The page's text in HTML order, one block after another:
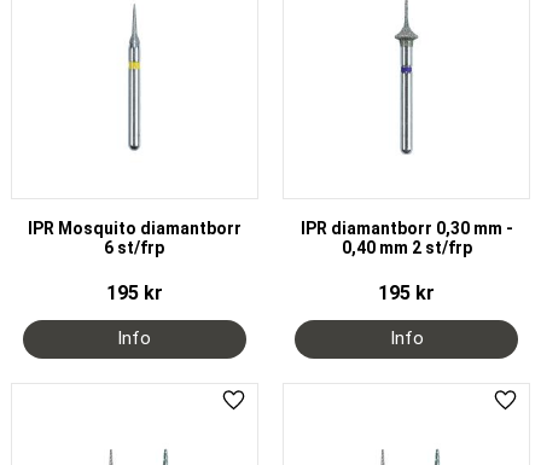
IPR Mosquito diamantborr
6 st/frp
195kr
IPR diamantborr 0,30 mm -
0,40 mm 2 st/frp
195 kr
Lägg till i favoriter